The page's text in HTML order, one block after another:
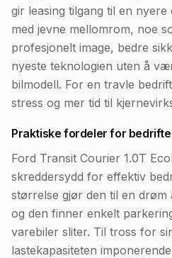
gir leasing tilgang til en
med jevne mellomrom, noe
profesjonelt image, bedre
nyeste teknologien uten å
bilmodell. For en travle
stress og mer tid til
Praktiske fordeler for
Ford Transit Courier 1.0T
skreddersydd for effektiv
størrelse gjør den til en drøm
og den finner enkelt
varebiler sliter. Til tross for
lastekapasiteten